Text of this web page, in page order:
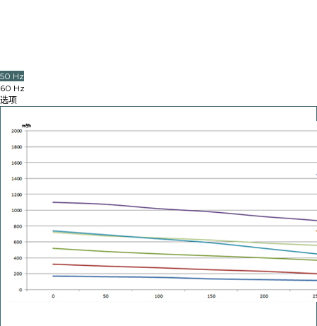
50 Hz
60 Hz
选项